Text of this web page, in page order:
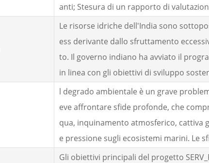
anti; Stesura di un rapporto di
Le risorse idriche dell'India sono
ess derivante dallo sfruttamento
to. Il governo indiano ha avviato il
in linea con gli obiettivi di sviluppo
l degrado ambientale è un grave
eve affrontare sfide profonde, che
qua, inquinamento atmosferico, cattiva
e pressione sugli ecosistemi marini. Le
Gli obiettivi principali del progetto